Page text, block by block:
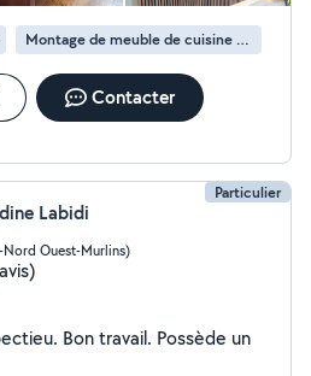
Montage de meuble de cuisine en kit
Contacter
Particulier
Labidi
Nord Ouest-Murlins)
Bon travail. Possède un